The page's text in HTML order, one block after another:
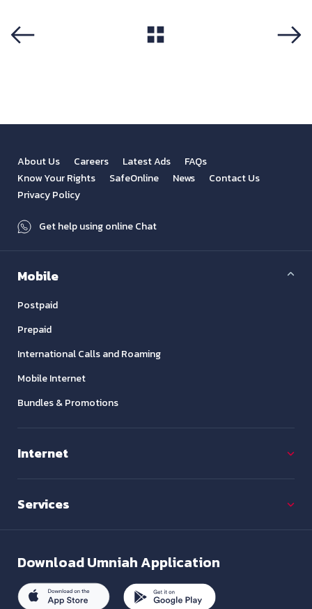
About Us Careers Latest Ads
FAQs
Know Your Rights
SafeOnline News
Contact Us
Privacy Policy
Get help using online Chat
Mobile
Postpaid
Prepaid
International Calls and Roaming
Mobile Internet
Bundles & Promotions
Internet
Services
DownloadUmniah Application